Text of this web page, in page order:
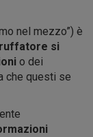
nel mezzo”) è
si
o dei
che questi se